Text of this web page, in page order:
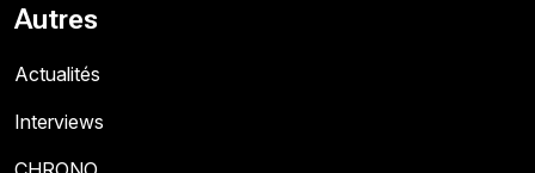
Autres
Actualités
Interviews